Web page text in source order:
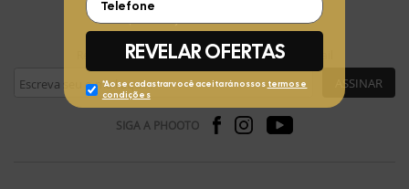
Receba ofertas exclusivas da Phooto no seu e-mail
ASSINAR
SIGA A PHOOTO